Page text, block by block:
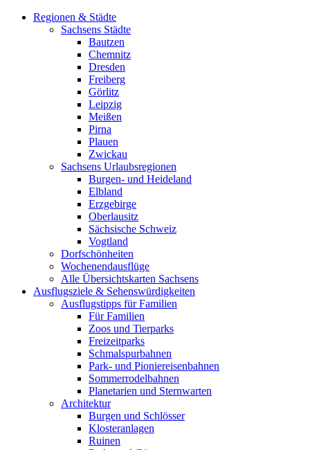
Regionen & Städte
Sachsens Städte
Bautzen
Chemnitz
Dresden
Freiberg
Görlitz
Leipzig
Meißen
Pirna
Plauen
Zwickau
Sachsens Urlaubsregionen
Burgen- und Heideland
Elbland
Erzgebirge
Oberlausitz
Sächsische Schweiz
Vogtland
Dorfschönheiten
Wochenendausflüge
Alle Übersichtskarten Sachsens
Ausflugsziele & Sehenswürdigkeiten
Ausflugstipps für Familien
Für Familien
Zoos und Tierparks
Freizeitparks
Schmalspurbahnen
Park- und Pioniereisenbahnen
Sommerrodelbahnen
Planetarien und Sternwarten
Architektur
Burgen und Schlösser
Klosteranlagen
Ruinen